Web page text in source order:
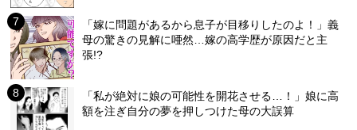
「嫁に問題があるから息子が目移りしたのよ！」義
母の驚きの見解に唖然…嫁の高学歴が原因だと主
張!?
「私が絶対に娘の可能性を開花させる…！」娘に高
額を注ぎ自分の夢を押しつけた母の大誤算